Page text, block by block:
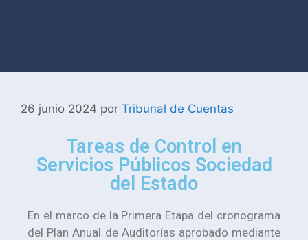
26 junio 2024 por Tribunal de Cuentas
Tareas de Control en
Servicios Públicos Sociedad
del Estado
En el marco de la Primera Etapa del cronograma
del Plan Anual de Auditorías aprobado mediante